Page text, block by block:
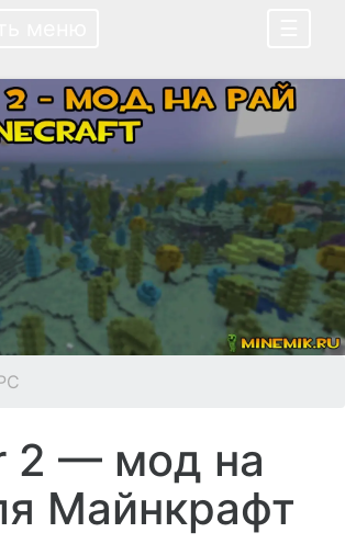
2 — мод на
Майнкрафт